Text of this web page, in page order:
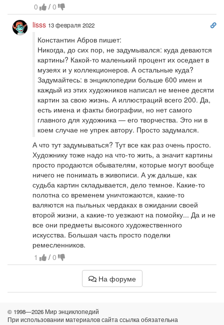
0
/ 0
lisss 13 февраля 2022
Константин Абров пишет:
Никогда, до сих пор, не задумывался: куда деваются
картины? Какой-то маленький процент их оседает в
музеях и у коллекционеров. А остальные куда?
Задумайтесь: в энциклопедии больше 600 имен и
каждый из этих художников написал не менее десяти
картин за свою жизнь. А иллюстраций всего 200. Да,
есть имена и факты биографии, но нет самого
главного для художника — его творчества. Это ни в
коем случае не упрек автору. Просто задумался.
А что тут задумываться? Тут все как раз очень просто.
Художнику тоже надо на что-то жить, а значит картины
просто продаются обывателям, которые могут вообще
ничего не понимать в живописи. А уж дальше, как
судьба картин складывается, дело темное. Какие-то
полотна со временем уничтожаются, какие-то
валяются на пыльных чердаках в ожидании своей
второй жизни, а какие-то уезжают на помойку... Да и не
все они предметы высокого художественного
искусства. Большая часть просто поделки
ремесленников.
1
/ 0
На форуме
© 1998—2026 Мир энциклопедий
При использовании материалов сайта ссылка обязательна